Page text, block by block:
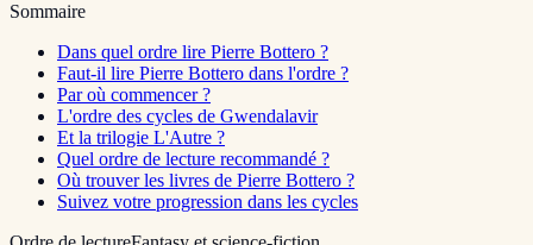
Sommaire
Dans quel ordre lire Pierre Bottero ?
Faut-il lire Pierre Bottero dans l'ordre ?
Par où commencer ?
L'ordre des cycles de Gwendalavir
Et la trilogie L'Autre ?
Quel ordre de lecture recommandé ?
Où trouver les livres de Pierre Bottero ?
Suivez votre progression dans les cycles